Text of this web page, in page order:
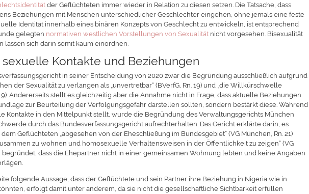
der Geflüchteten immer wieder in Relation zu diesen setzen. Die Tatsache, dass
Beziehungen mit Menschen unterschiedlicher Geschlechter eingehen, ohne jemals eine feste
Identität innerhalb eines binären Konzepts von Geschlecht zu entwickeln, ist entsprechend
gelegten normativen westlichen Vorstellungen von Sexualität nicht vorgesehen. Bisexualität
sich darin somit kaum einordnen.
Kontakte und Beziehungen
in seiner Entscheidung von 2020 zwar die Begründung ausschließlich aufgrund
der Sexualität zu verlangen als „unvertretbar“ (BVerfG, Rn. 19) und „die Willkürschwelle
Andererseits stellt es gleichzeitig aber die Annahme nicht in Frage, dass aktuelle Beziehungen
zur Beurteilung der Verfolgungsgefahr darstellen sollten, sondern bestärkt diese. Während
Kontakte in den Mittelpunkt stellt, wurde die Begründung des Verwaltungsgerichts München
durch das Bundesverfassungsgericht aufrechterhalten. Das Gericht erklärte darin, es
Geflüchteten „abgesehen von der Eheschließung im Bundesgebiet“ (VG München, Rn. 21)
zu wohnen und homosexuelle Verhaltensweisen in der Öffentlichkeit zu zeigen“ (VG
begründet, dass die Ehepartner nicht in einer gemeinsamen Wohnung lebten und keine Angaben
folgende Aussage, dass der Geflüchtete und sein Partner ihre Beziehung in Nigeria wie in
erfolgt damit unter anderem, da sie nicht die gesellschaftliche Sichtbarkeit erfüllen